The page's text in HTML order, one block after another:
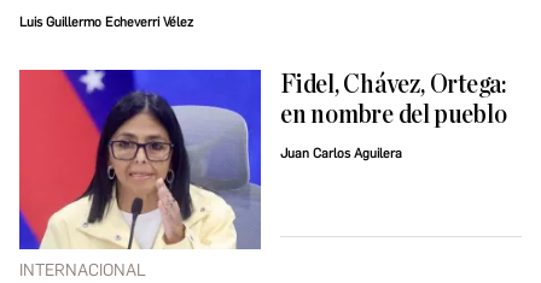
Luis Guillermo Echeverri Vélez
INTERNACIONAL
Fidel, Chávez, Ortega:
en nombre del pueblo
Juan Carlos Aguilera